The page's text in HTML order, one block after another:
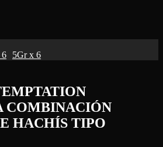
6 5Gr x 6
COMBINACIÓN
HACHÍS TIPO